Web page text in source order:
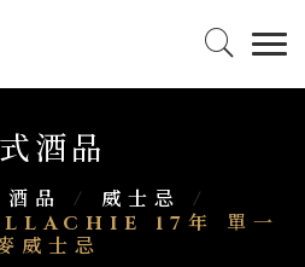
酒品
品 / 威士忌
/
17年 單一
威士忌